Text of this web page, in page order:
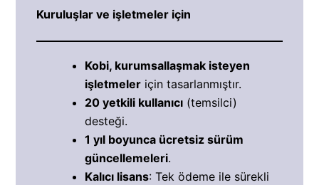
Kuruluşlar ve işletmeler için
Kobi, kurumsallaşmak isteyen
işletmeler için tasarlanmıştır.
20 yetkili kullanıcı (temsilci)
desteği.
1 yıl boyunca ücretsiz sürüm
güncellemeleri.
Kalıcı lisans: Tek ödeme ile sürekli